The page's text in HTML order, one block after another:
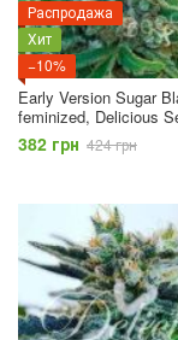
Распродажа
Хит
−10%
Early Version Sugar
feminized, Delicious
382 грн 424 грн